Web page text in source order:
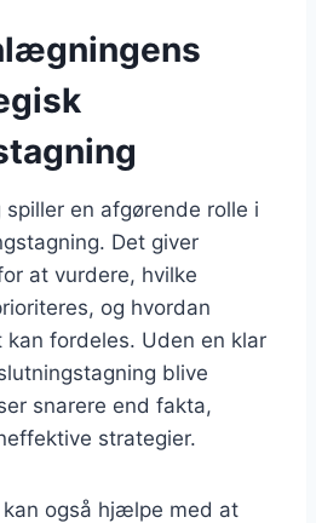
en afgørende rolle i
Det giver
at vurdere, hvilke
og hvordan
kan fordeles. Uden en klar
blive
snarere end fakta,
strategier.
også hjælpe med at